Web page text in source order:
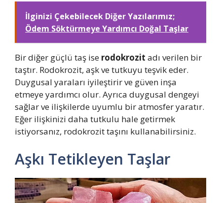
İlginizi Çekebilecek Diğer Yazılarımız;
Ödem Söktürmeye Yardımcı Doğal Taşlar
Bir diğer güçlü taş ise rodokrozit adı verilen bir
taştır. Rodokrozit, aşk ve tutkuyu teşvik eder.
Duygusal yaraları iyileştirir ve güven inşa
etmeye yardımcı olur. Ayrıca duygusal dengeyi
sağlar ve ilişkilerde uyumlu bir atmosfer yaratır.
Eğer ilişkinizi daha tutkulu hale getirmek
istiyorsanız, rodokrozit taşını kullanabilirsiniz.
Aşkı Tetikleyen Taşlar